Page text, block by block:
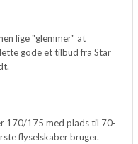
lige "glemmer" at
gode et tilbud fra Star
170/175 med plads til 70-
flyselskaber bruger.